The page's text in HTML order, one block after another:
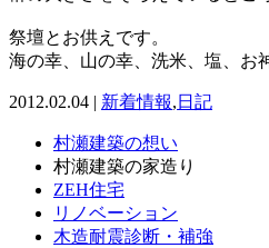
祭壇とお供えです。
海の幸、山の幸、洗米、塩、お
2012.02.04 | 新着情報, 日記
村瀬建築の想い
村瀬建築の家造り
ZEH住宅
リノベーション
木造耐震診断・補強